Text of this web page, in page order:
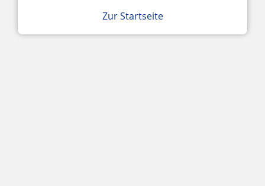
Zur Startseite